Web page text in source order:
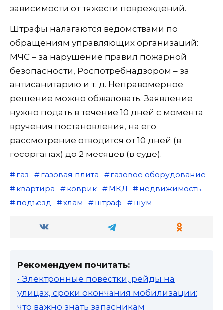
зависимости от тяжести повреждений.
Штрафы налагаются ведомствами по
обращениям управляющих организаций:
МЧС – за нарушение правил пожарной
безопасности, Роспотребнадзором – за
антисанитарию и т. д. Неправомерное
решение можно обжаловать. Заявление
нужно подать в течение 10 дней с момента
вручения постановления, на его
рассмотрение отводится от 10 дней (в
госорганах) до 2 месяцев (в суде).
газ газовая плита
газовое оборудование
квартира
коврик МКД
недвижимость
подъезд
хлам штраф шум
Рекомендуем почитать:
• Электронные повестки, рейды на
улицах, сроки окончания мобилизации:
что важно знать запасникам